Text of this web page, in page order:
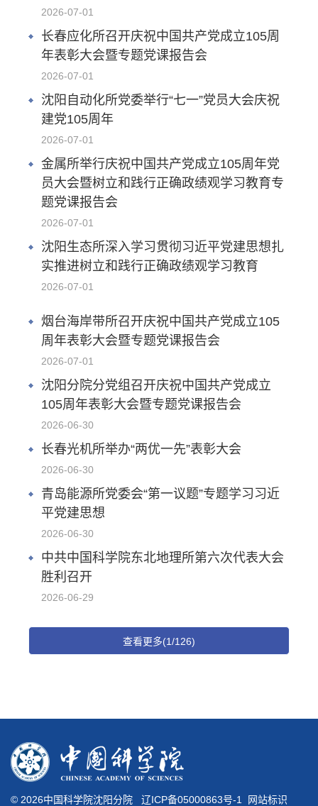
2026-07-01
长春应化所召开庆祝中国共产党成立105周
年表彰大会暨专题党课报告会
2026-07-01
沈阳自动化所党委举行“七一”党员大会庆祝
建党105周年
2026-07-01
金属所举行庆祝中国共产党成立105周年党
员大会暨树立和践行正确政绩观学习教育专
题党课报告会
2026-07-01
沈阳生态所深入学习贯彻习近平党建思想扎
实推进树立和践行正确政绩观学习教育
2026-07-01
烟台海岸带所召开庆祝中国共产党成立105
周年表彰大会暨专题党课报告会
2026-07-01
沈阳分院分党组召开庆祝中国共产党成立
105周年表彰大会暨专题党课报告会
2026-06-30
长春光机所举办“两优一先”表彰大会
2026-06-30
青岛能源所党委会“第一议题”专题学习习近
平党建思想
2026-06-30
中共中国科学院东北地理所第六次代表大会
胜利召开
2026-06-29
查看更多(1/126)
© 2026中国科学院沈阳分院 辽ICP备05000863号-1 网站标识